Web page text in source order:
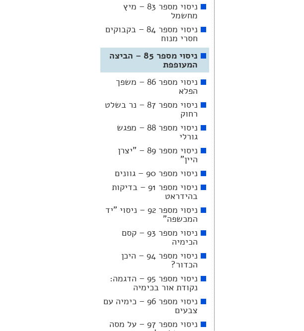
ניסוי מספר 83 – מיץ
מחשמל
ניסוי מספר 84 – בקבוקים
חסרי מנוח
ניסוי מספר 85 – הביצה
המעופפת
ניסוי מספר 86 – משפך
הפלא
ניסוי מספר 87 – נר בשלט
רחוק
ניסוי מספר 88 – מפגש
גורלי
ניסוי מספר 89 – "יצרן
היין"
ניסוי מספר 90 – גוונים
ניסוי מספר 91 – בדיקות
בהידראט
ניסוי מספר 92 – ניסוי "יד
המכשפה"
ניסוי מספר 93 – קסם
הכימיה
ניסוי מספר 94 – היכן
הכדור?
ניסוי מספר 95 – הדגמה:
נקודת אור בכימיה
ניסוי מספר 96 – כימיה עם
צבעים
ניסוי מספר 97 – על מסה